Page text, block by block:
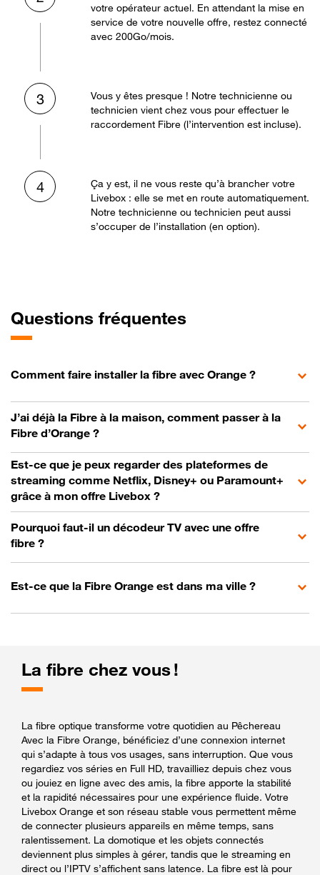
votre opérateur actuel. En attendant la mise en
service de votre nouvelle offre, restez connecté
avec 200Go/mois.
3
Vous y êtes presque ! Notre technicienne ou
technicien vient chez vous pour effectuer le
raccordement Fibre (l’intervention est incluse).
4
Ça y est, il ne vous reste qu’à brancher votre
Livebox : elle se met en route automatiquement.
Notre technicienne ou technicien peut aussi
s’occuper de l’installation (en option).
Questions fréquentes
Comment faire installer la fibre avec Orange ?
J’ai déjà la Fibre à la maison, comment passer à la
Fibre d’Orange ?
Est-ce que je peux regarder des plateformes de
streaming comme Netflix, Disney+ ou Paramount+
grâce à mon offre Livebox ?
Pourquoi faut-il un décodeur TV avec une offre
fibre ?
Est-ce que la Fibre Orange est dans ma ville ?
La fibre chez vous !
La fibre optique transforme votre quotidien au Pêchereau
Avec la Fibre Orange, bénéficiez d’une connexion internet
qui s’adapte à tous vos usages, sans interruption. Que vous
regardiez vos séries en Full HD, travailliez depuis chez vous
ou jouiez en ligne avec des amis, la fibre apporte la stabilité
et la rapidité nécessaires pour une expérience fluide. Votre
Livebox Orange et son réseau stable vous permettent même
de connecter plusieurs appareils en même temps, sans
ralentissement. La domotique et les objets connectés
deviennent plus simples à gérer, tandis que le streaming en
direct ou l’IPTV s’affichent sans latence. La fibre est là pour